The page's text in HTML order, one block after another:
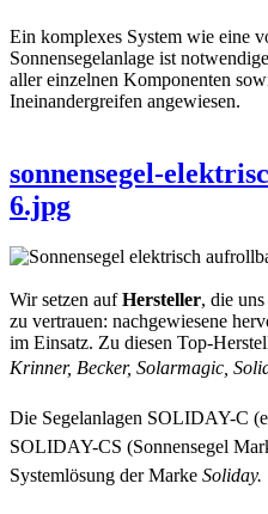
Ein komplexes System wie eine
Sonnensegelanlage ist
aller einzelnen Komponenten
Ineinandergreifen angewiesen.
sonnensegel-
6.jpg
Wir setzen aufHersteller, die
zu vertrauen: nachgewiesene
im Einsatz. Zu diesen Top-
Krinner, Becker, Solarmagic,
Die Segelanlagen SOLIDAY-C
SOLIDAY-CS (Sonnensegel
Systemlösung der Marke Soliday.